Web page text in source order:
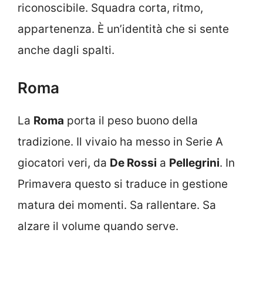
riconoscibile. Squadra corta, ritmo,
appartenenza. È un’identità che si sente
anche dagli spalti.
Roma
La Roma porta il peso buono della
tradizione. Il vivaio ha messo in Serie A
giocatori veri, da De Rossi a Pellegrini. In
Primavera questo si traduce in gestione
matura dei momenti. Sa rallentare. Sa
alzare il volume quando serve.